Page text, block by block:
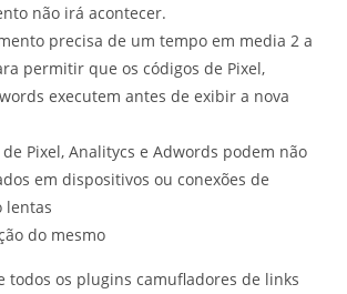
não irá acontecer.
precisa de um tempo em media 2 a
permitir que os códigos de Pixel,
executem antes de exibir a nova
Pixel, Analitycs e Adwords podem não
em dispositivos ou conexões de
lentas
do mesmo
todos os plugins camufladores de links